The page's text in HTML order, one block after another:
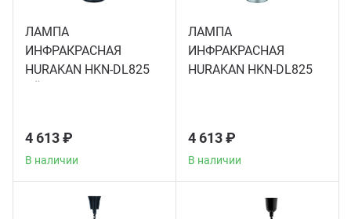
ЛАМПА
ИНФРАКРАСНАЯ
HURAKAN HKN-DL825
4 613 ₽
В наличии
ЛАМПА
ИНФРАКРАСНАЯ
HURAKAN HKN-DL825
4 613 ₽
В наличии